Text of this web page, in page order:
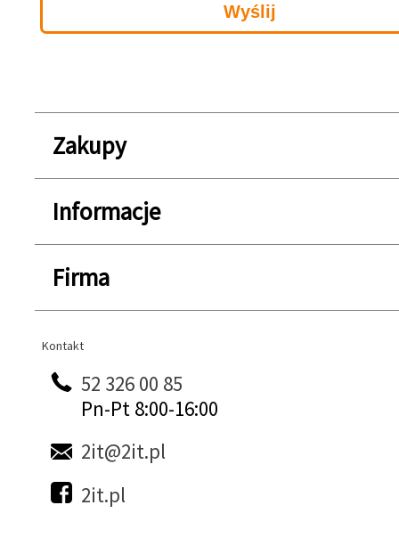
Zakupy
Informacje
Firma
Kontakt
Kontakt
52 326 00 85
Pn-Pt 8:00-16:00
2it@2it.pl
2it.pl